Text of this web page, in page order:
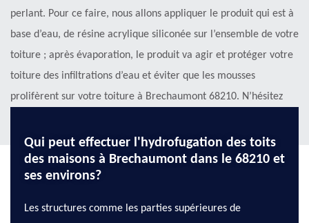
perlant. Pour ce faire, nous allons appliquer le produit qui est à
base d’eau, de résine acrylique siliconée sur l’ensemble de votre
toiture ; après évaporation, le produit va agir et protéger votre
toiture des infiltrations d’eau et éviter que les mousses
prolifèrent sur votre toiture à Brechaumont 68210. N’hésitez
Qui peut effectuer l'hydrofugation des toits
des maisons à Brechaumont dans le 68210 et
ses environs?
Les structures comme les parties supérieures de